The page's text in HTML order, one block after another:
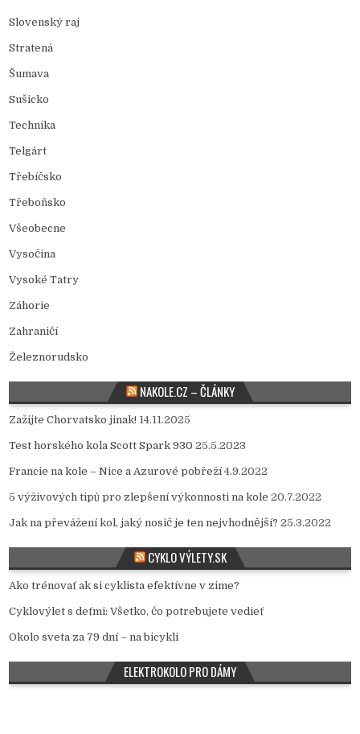
Slovenský raj
Stratená
Šumava
Sušicko
Technika
Telgárt
Třebíčsko
Třeboňsko
Všeobecne
Vysočina
Vysoké Tatry
Záhorie
Zahraničí
Železnorudsko
NAKOLE.CZ – ČLÁNKY
Zažijte Chorvatsko jinak! 14.11.2025
Test horského kola Scott Spark 930 25.5.2023
Francie na kole – Nice a Azurové pobřeží 4.9.2022
5 výživových tipů pro zlepšení výkonnosti na kole 20.7.2022
Jak na převážení kol, jaký nosič je ten nejvhodnější? 25.3.2022
CYKLO VÝLETY.SK
Ako trénovať ak si cyklista efektívne v zime?
Cyklovýlet s deťmi: Všetko, čo potrebujete vedieť
Okolo sveta za 79 dní – na bicykli
ELEKTROKOLO PRO DÁMY